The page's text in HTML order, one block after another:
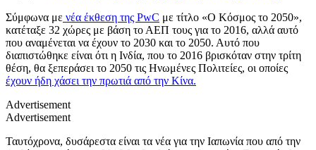
Σύμφωνα με νέα έκθεση της PwC με τίτλο «Ο Κόσμος το 2050»,
κατέταξε 32 χώρες με βάση το ΑΕΠ τους για το 2016, αλλά αυτό
που αναμένεται να έχουν το 2030 και το 2050. Αυτό που
διαπιστώθηκε είναι ότι η Ινδία, που το 2016 βρισκόταν στην τρίτη
θέση, θα ξεπεράσει το 2050 τις Ηνωμένες Πολιτείες, οι οποίες
έχουν ήδη χάσει την πρωτιά από την Κίνα.
Advertisement
Advertisement
Ταυτόχρονα, δυσάρεστα είναι τα νέα για την Ιαπωνία που από την